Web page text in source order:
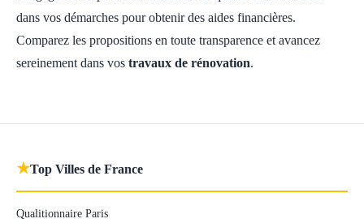
dans vos démarches pour obtenir des aides financières.
Comparez les propositions en toute transparence et avancez
sereinement dans vos travaux de rénovation.
★Top Villes de France
Qualitionnaire Paris